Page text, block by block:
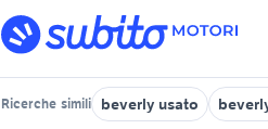
Ricerche simili beverly usato